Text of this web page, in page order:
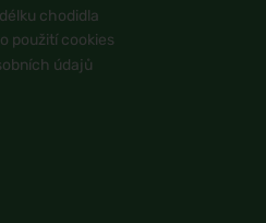
chodidla
použití cookies
údajů